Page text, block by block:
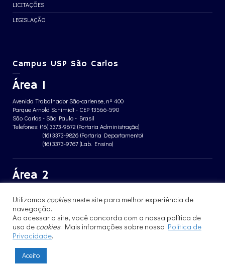
LICITAÇÕES
LEGISLAÇÃO
Campus USP São Carlos
Área 1
Avenida Trabalhador São-carlense, nº 400
Parque Arnold Schimidt - CEP 13566-590
São Carlos - São Paulo - Brasil
Telefones: (16) 3373-9672 (Portaria Administração)
(16) 3373-9826 (Portaria Departamento)
(16) 3373-9767 (Lab. Ensino)
Área 2
Jardim Santa Angelina - CEP 13563-120
São Carlos - São Paulo - Brasil
Telefone: (16) 3373-8068 (Portaria prédio CFBio)
(16) 3364-8070 (Portaria prédio poloTErRA)
Utilizamos cookiesneste site para melhor experiência de
navegação.
Ao acessar o site, você concorda com a nossa política de
uso de cookies. Mais informações sobre nossa Política de
Privacidade.
Aceito